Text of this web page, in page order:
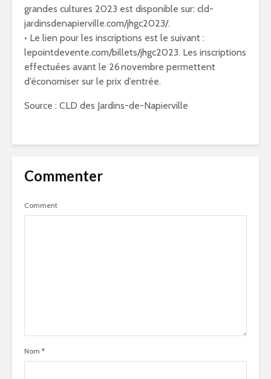
grandes cultures 2023 est disponible sur: cld-
jardinsdenapierville.com/jhgc2023/.
• Le lien pour les inscriptions est le suivant :
lepointdevente.com/billets/jhgc2023. Les inscriptions
effectuées avant le 26 novembre permettent
d’économiser sur le prix d’entrée.
Source : CLD des Jardins-de-Napierville
Commenter
Comment
Nom *